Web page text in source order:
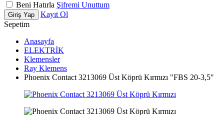
Beni Hatırla Şifremi Unuttum
Giriş Yap
Kayıt Ol
Sepetim
Anasayfa
ELEKTRİK
Klemensler
Ray Klemens
Phoenix Contact 3213069 Üst Köprü Kırmızı "FBS 20-3,5"